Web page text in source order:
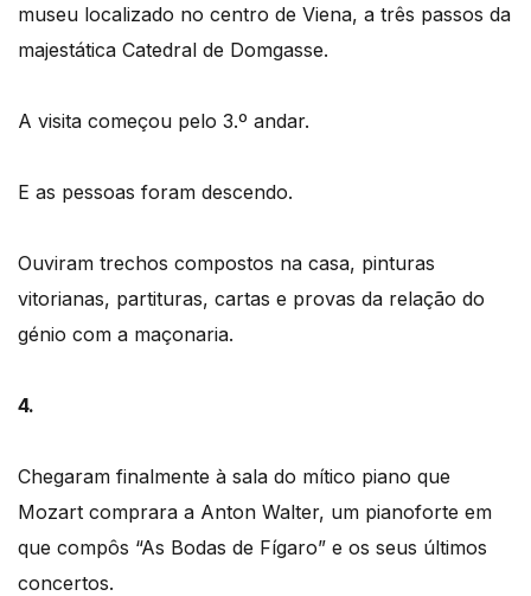
museu localizado no centro de Viena, a três passos da
majestática Catedral de Domgasse.
A visita começou pelo 3.º andar.
E as pessoas foram descendo.
Ouviram trechos compostos na casa, pinturas
vitorianas, partituras, cartas e provas da relação do
génio com a maçonaria.
4.
Chegaram finalmente à sala do mítico piano que
Mozart comprara a Anton Walter, um pianoforte em
que compôs “As Bodas de Fígaro” e os seus últimos
concertos.